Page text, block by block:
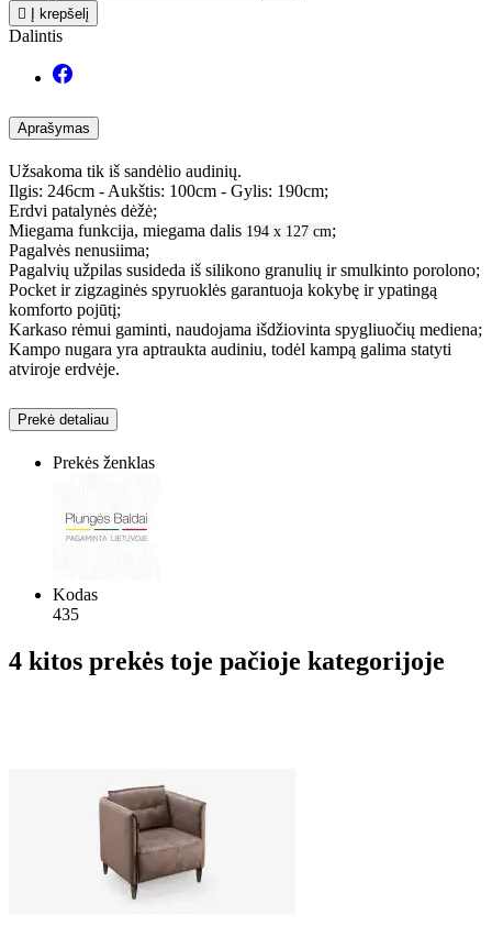

Į krepšelį
Dalintis
Aprašymas
Užsakoma tik iš sandėlio audinių.
Ilgis: 246cm - Aukštis: 100cm - Gylis: 190cm;
Erdvi patalynės dėžė;
Miegama funkcija, miegama dalis 194 x 127 cm;
Pagalvės nenusiima;
Pagalvių užpilas susideda iš silikono granulių ir smulkinto porolono;
Pocket ir zigzaginės spyruoklės garantuoja kokybę ir ypatingą
komforto pojūtį;
Karkaso rėmui gaminti, naudojama išdžiovinta spygliuočių mediena;
Kampo nugara yra aptraukta audiniu, todėl kampą galima statyti
atviroje erdvėje.
Prekė detaliau
Prekės ženklas
Kodas
435
4 kitos prekės toje pačioje kategorijoje